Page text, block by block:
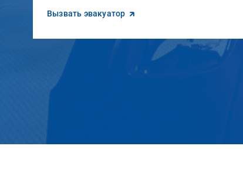
Вызвать эвакуатор